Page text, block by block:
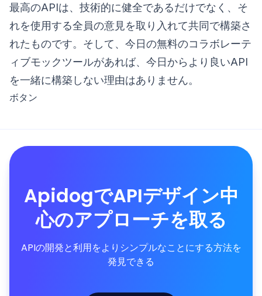
最高のAPIは、技術的に健全であるだけでなく、そ
れを使用する全員の意見を取り入れて共同で構築さ
れたものです。そして、今日の無料のコラボレーテ
ィブモックツールがあれば、今日からより良いAPI
を一緒に構築しない理由はありません。
ボタン
ApidogでAPIデザイン中
心のアプローチを取る
APIの開発と利用をよりシンプルなことにする方法を
発見できる